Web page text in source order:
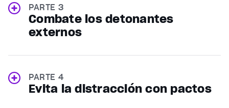
PARTE 3
Combate los detonantes
externos
PARTE 4
Evita la distracción con pactos